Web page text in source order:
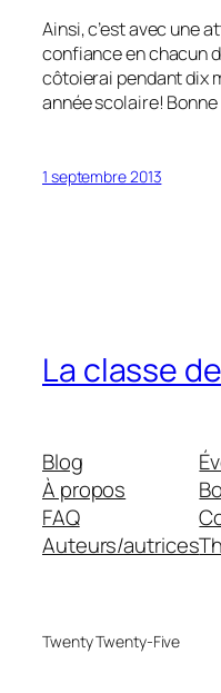
Ainsi, c’est avec une
confiance en chacun
côtoierai pendant dix
année scolaire!
1 septembre 2013
La classe
Blog
À propos
FAQ
Auteurs/autrices
Twenty Twenty-Five